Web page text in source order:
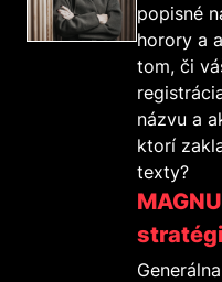
popisné
horory a
tom, či
názvu a
ktorí
texty?